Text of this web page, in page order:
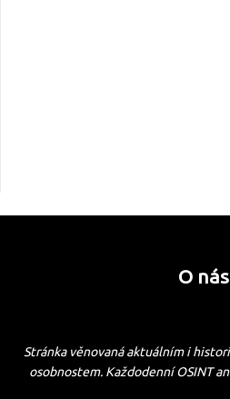
O nás
Stránka věnovaná aktuálním i
osobnostem. Každodenní OSINT